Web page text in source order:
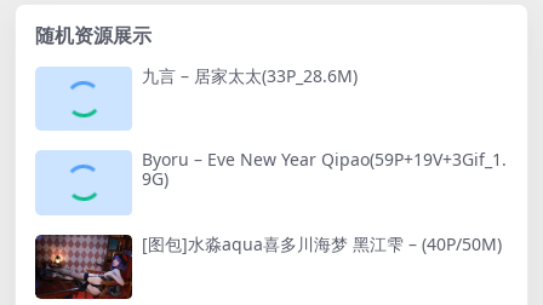
随机资源展示
九言 – 居家太太(33P_28.6M)
Byoru – Eve New Year Qipao(59P+19V+3Gif_1.
9G)
[图包]水淼aqua喜多川海梦 黑江雫 – (40P/50M)